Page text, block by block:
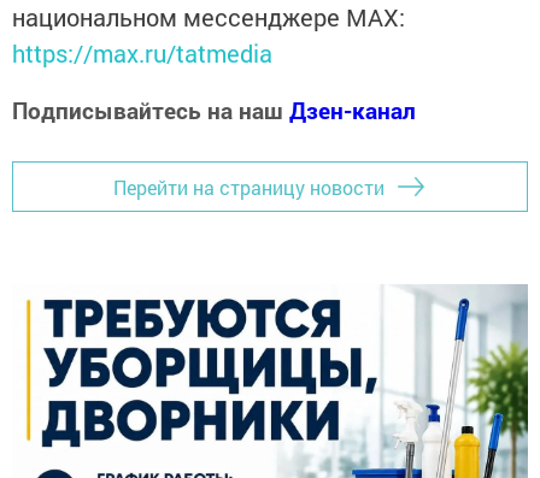
национальном мессенджере MАХ:
https://max.ru/tatmedia
Подписывайтесь на наш Дзен-канал
Перейти на страницу новости